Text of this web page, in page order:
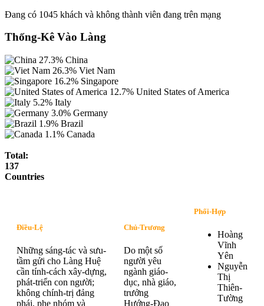
Đang có 1045 khách và không thành viên đang trên mạng
Thống-Kê Vào Làng
27.3% China
26.3% Viet Nam
16.2% Singapore
12.7% United States of America
5.2% Italy
3.0% Germany
1.9% Brazil
1.1% Canada
Total:
137
Countries
Điều-Lệ
Những sáng-tác và sưu-
tầm gửi cho Làng Huệ
cần tính-cách xây-dựng,
phát-triển con người;
không chính-trị đảng
phái, phe nhóm và
Chủ-Trương
Do một số
người yêu
ngành giáo-
dục, nhà giáo,
trưởng
Hướng-Đạo
Phối-Hợp
Hoàng
Vĩnh
Yên
Nguyễn
Thị
Thiên-
Tường